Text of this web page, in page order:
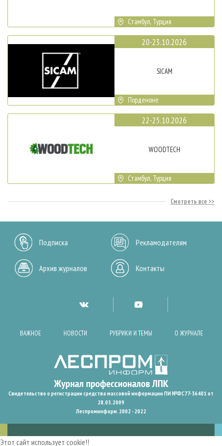
Стамбул, Турция
20-23.10.2026
SICAM
Порденоне
22-25.10.2026
WOODTECH
Стамбул, Турция
Смотреть все
Подписка Рекламодателям
Архив журналов Контакты
ВАЖНОЕ НОВОСТИ РУБРИКИ И ТЕМЫ О ЖУРНАЛЕ
Свидетельство о регистрации средства массовой информации ПИ №ФС77-36401 от
28.05.2009
Леспроминформ. 2002 - 2022
Этот сайт использует cookie!!